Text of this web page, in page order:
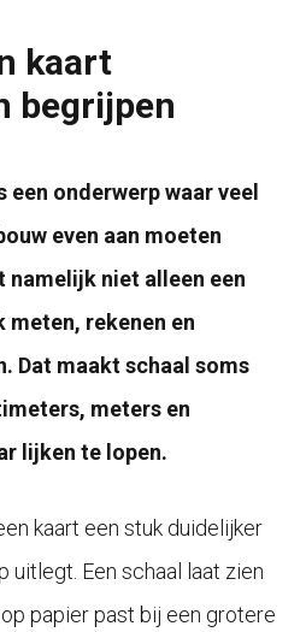
kaart
begrijpen
een onderwerp waar veel
even aan moeten
namelijk niet alleen een
meten, rekenen en
Dat maakt schaal soms
meters en
lijken te lopen.
kaart een stuk duidelijker
uitlegt. Een schaal laat zien
papier past bij een grotere